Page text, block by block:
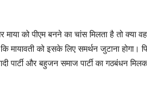
को पीएम बनने का चांस मिलता है तो क्या
मायावती को इसके लिए समर्थन जुटाना होगा।
पार्टी और बहुजन समाज पार्टी का गठबंधन